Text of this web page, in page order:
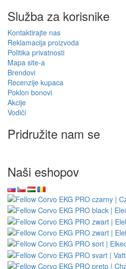
Služba za korisnike
Kontaktirajte nas
Reklamacija proizvoda
Politika privatnosti
Mapa site-a
Brendovi
Recenzije kupaca
Poklon bonovi
Akcije
Vodiči
Pridružite nam se
Naši eshopov